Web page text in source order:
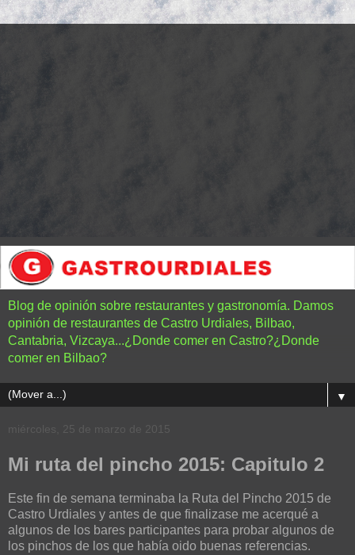
Blog de opinión sobre restaurantes y gastronomía. Damos
opinión de restaurantes de Castro Urdiales, Bilbao,
Cantabria, Vizcaya...¿Donde comer en Castro?¿Donde
comer en Bilbao?
▼
miércoles, 25 de marzo de 2015
Mi ruta del pincho 2015: Capitulo 2
Este fin de semana terminaba la Ruta del Pincho 2015 de
Castro Urdiales y antes de que finalizase me acerqué a
algunos de los bares participantes para probar algunos de
los pinchos de los que había oido buenas referencias.